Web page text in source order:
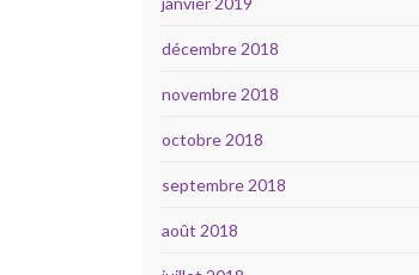
décembre 2018
novembre 2018
octobre 2018
septembre 2018
août 2018